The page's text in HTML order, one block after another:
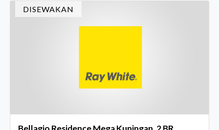
DISEWAKAN